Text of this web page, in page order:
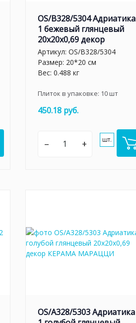
OS/B328/5304 Адриатика
1 бежевый глянцевый
20x20x0,69 декор
Артикул: OS/B328/5304
Размер: 20*20 см
Вес: 0.488 кг
Плиток в упаковке: 10шт
450.18 руб.
– + шт.
OS/A328/5303 Адриатика